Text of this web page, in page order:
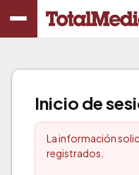
Inicio de
La información
registrados.